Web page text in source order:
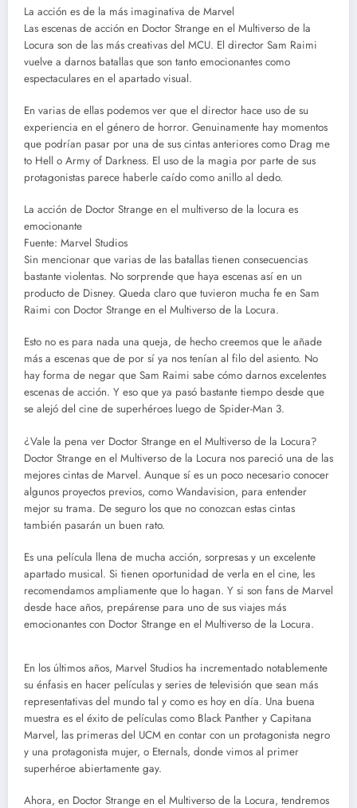
La acción es de la más imaginativa de Marvel
Las escenas de acción en Doctor Strange en el Multiverso de la
Locura son de las más creativas del MCU. El director Sam Raimi
vuelve a darnos batallas que son tanto emocionantes como
espectaculares en el apartado visual.
En varias de ellas podemos ver que el director hace uso de su
experiencia en el género de horror. Genuinamente hay momentos
que podrían pasar por una de sus cintas anteriores como Drag me
to Hell o Army of Darkness. El uso de la magia por parte de sus
protagonistas parece haberle caído como anillo al dedo.
La acción de Doctor Strange en el multiverso de la locura es
emocionante
Fuente: Marvel Studios
Sin mencionar que varias de las batallas tienen consecuencias
bastante violentas. No sorprende que haya escenas así en un
producto de Disney. Queda claro que tuvieron mucha fe en Sam
Raimi con Doctor Strange en el Multiverso de la Locura.
Esto no es para nada una queja, de hecho creemos que le añade
más a escenas que de por sí ya nos tenían al filo del asiento. No
hay forma de negar que Sam Raimi sabe cómo darnos excelentes
escenas de acción. Y eso que ya pasó bastante tiempo desde que
se alejó del cine de superhéroes luego de Spider-Man 3.
¿Vale la pena ver Doctor Strange en el Multiverso de la Locura?
Doctor Strange en el Multiverso de la Locura nos pareció una de las
mejores cintas de Marvel. Aunque sí es un poco necesario conocer
algunos proyectos previos, como Wandavision, para entender
mejor su trama. De seguro los que no conozcan estas cintas
también pasarán un buen rato.
Es una película llena de mucha acción, sorpresas y un excelente
apartado musical. Si tienen oportunidad de verla en el cine, les
recomendamos ampliamente que lo hagan. Y si son fans de Marvel
desde hace años, prepárense para uno de sus viajes más
emocionantes con Doctor Strange en el Multiverso de la Locura.
En los últimos años, Marvel Studios ha incrementado notablemente
su énfasis en hacer películas y series de televisión que sean más
representativas del mundo tal y como es hoy en día. Una buena
muestra es el éxito de películas como Black Panther y Capitana
Marvel, las primeras del UCM en contar con un protagonista negro
y una protagonista mujer, o Eternals, donde vimos al primer
superhéroe abiertamente gay.
Ahora, en Doctor Strange en el Multiverso de la Locura, tendremos